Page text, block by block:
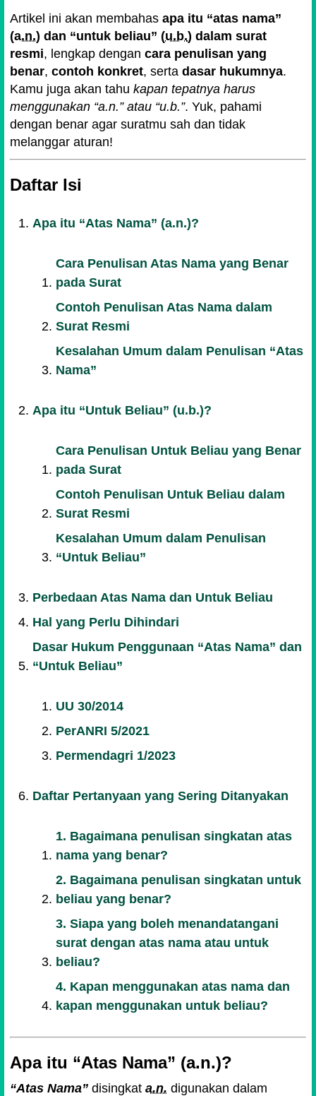
Artikel ini akan membahas apa itu “atas nama”
(a.n.) dan “untuk beliau” (u.b.) dalam surat
resmi, lengkap dengan cara penulisan yang
benar, contoh konkret, serta dasar hukumnya.
Kamu juga akan tahu kapan tepatnya harus
menggunakan “a.n.” atau “u.b.”. Yuk, pahami
dengan benar agar suratmu sah dan tidak
melanggar aturan!
Daftar Isi
Apa itu “Atas Nama” (a.n.)?
Cara Penulisan Atas Nama yang Benar
pada Surat
Contoh Penulisan Atas Nama dalam
Surat Resmi
Kesalahan Umum dalam Penulisan “Atas
Nama”
Apa itu “Untuk Beliau” (u.b.)?
Cara Penulisan Untuk Beliau yang Benar
pada Surat
Contoh Penulisan Untuk Beliau dalam
Surat Resmi
Kesalahan Umum dalam Penulisan
“Untuk Beliau”
Perbedaan Atas Nama dan Untuk Beliau
Hal yang Perlu Dihindari
Dasar Hukum Penggunaan “Atas Nama” dan
“Untuk Beliau”
UU 30/2014
PerANRI 5/2021
Permendagri 1/2023
Daftar Pertanyaan yang Sering Ditanyakan
1. Bagaimana penulisan singkatan atas
nama yang benar?
2. Bagaimana penulisan singkatan untuk
beliau yang benar?
3. Siapa yang boleh menandatangani
surat dengan atas nama atau untuk
beliau?
4. Kapan menggunakan atas nama dan
kapan menggunakan untuk beliau?
Apa itu “Atas Nama” (a.n.)?
“Atas Nama” disingkat a.n. digunakan dalam